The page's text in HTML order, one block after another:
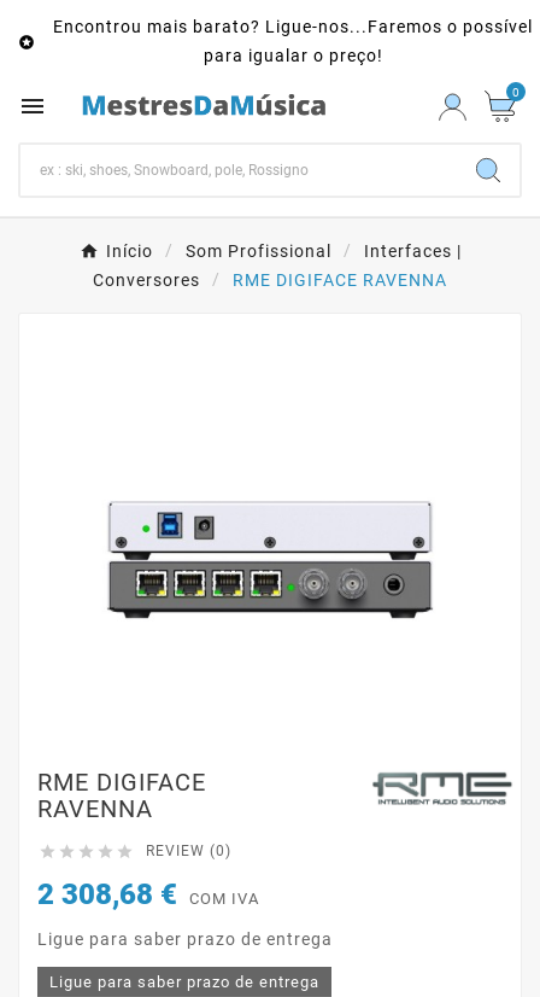

Encontrou mais barato? Ligue-nos...Faremos o possível
para igualar o preço!
 0
Início Som Profissional
Interfaces |
Conversores
RME DIGIFACE RAVENNA
RME DIGIFACE
RAVENNA
     REVIEW (0)
2 308,68 € COM IVA
Ligue para saber prazo de entrega
Ligue para saber prazo de entrega